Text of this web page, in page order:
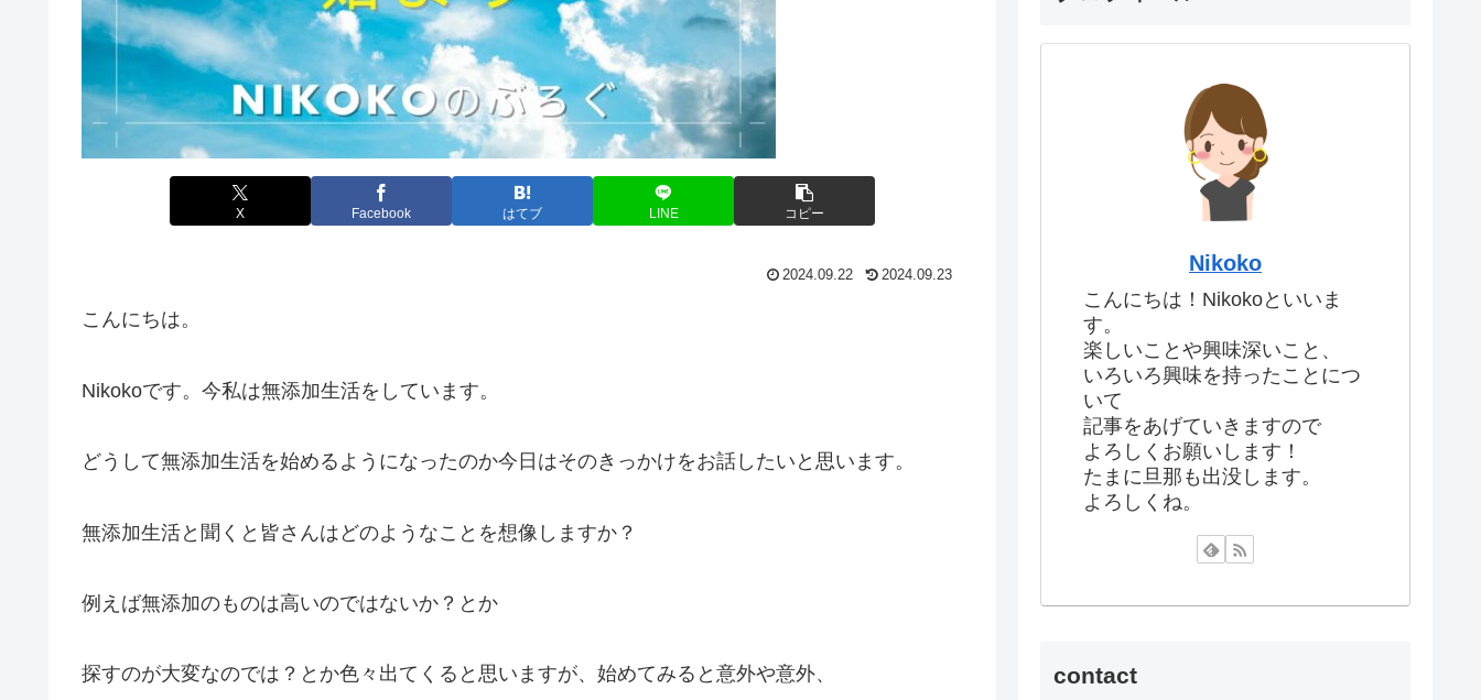
X Facebook はてブ LINE コピー
2024.09.22 2024.09.23
こんにちは。
Nikokoです。今私は無添加生活をしています。
どうして無添加生活を始めるようになったのか今日はそのきっかけをお話したいと思います。
無添加生活と聞くと皆さんはどのようなことを想像しますか？
例えば無添加のものは高いのではないか？とか
探すのが大変なのでは？とか色々出てくると思いますが、始めてみると意外や意外、
Nikoko
こんにちは！Nikokoといいま
す。
楽しいことや興味深いこと、
いろいろ興味を持ったことにつ
いて
記事をあげていきますので
よろしくお願いします！
たまに旦那も出没します。
よろしくね。
contact